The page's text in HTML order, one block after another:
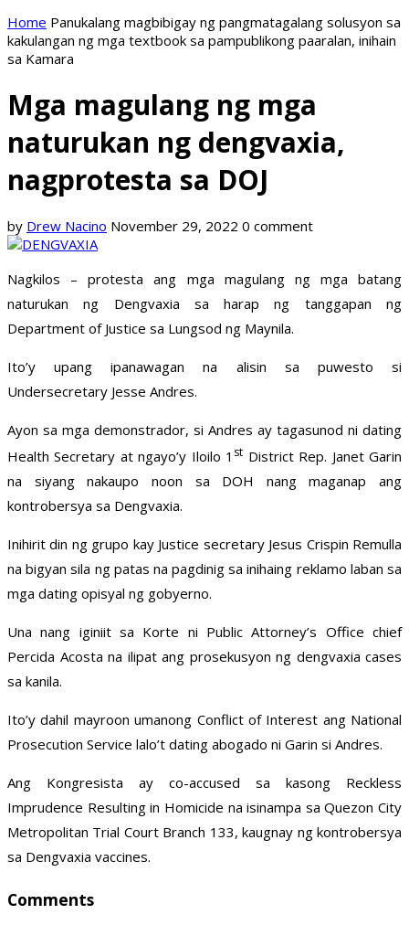
Home Panukalang magbibigay ng pangmatagalang solusyon sa
kakulangan ng mga textbook sa pampublikong paaralan, inihain
sa Kamara
Mga magulang ng mga
naturukan ng dengvaxia,
nagprotesta sa DOJ
by Drew Nacino November 29, 2022 0 comment
Nagkilos – protesta ang mga magulang ng mga batang
naturukan ng Dengvaxia sa harap ng tanggapan ng
Department of Justice sa Lungsod ng Maynila.
Ito’y upang ipanawagan na alisin sa puwesto si
Undersecretary Jesse Andres.
Ayon sa mga demonstrador, si Andres ay tagasunod ni dating
Health Secretary at ngayo’y Iloilo 1 st District Rep. Janet Garin
na siyang nakaupo noon sa DOH nang maganap ang
kontrobersya sa Dengvaxia.
Inihirit din ng grupo kay Justice secretary Jesus Crispin Remulla
na bigyan sila ng patas na pagdinig sa inihaing reklamo laban sa
mga dating opisyal ng gobyerno.
Una nang iginiit sa Korte ni Public Attorney’s Office chief
Percida Acosta na ilipat ang prosekusyon ng dengvaxia cases
sa kanila.
Ito’y dahil mayroon umanong Conflict of Interest ang National
Prosecution Service lalo’t dating abogado ni Garin si Andres.
Ang Kongresista ay co-accused sa kasong Reckless
Imprudence Resulting in Homicide na isinampa sa Quezon City
Metropolitan Trial Court Branch 133, kaugnay ng kontrobersya
sa Dengvaxia vaccines.
Comments